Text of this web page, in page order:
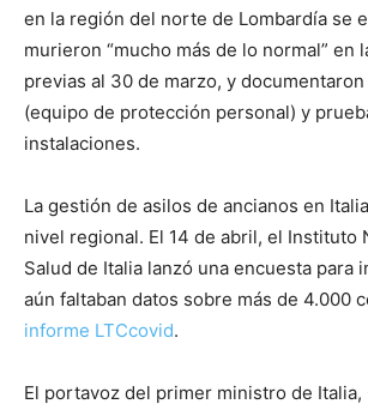
en la región del norte de Lombardía se
murieron “mucho más de lo normal” en
previas al 30 de marzo, y documentaron
(equipo de protección personal) y
instalaciones.
La gestión de asilos de ancianos en
nivel regional. El 14 de abril, el Instituto
Salud de Italia lanzó una encuesta para
aún faltaban datos sobre más de 4.000
informe LTCcovid.
El portavoz del primer ministro de Italia,